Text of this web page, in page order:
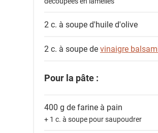
2 c. à souped'huile d'olive
2 c. à soupe devinaigre
Pour la pâte :
400 g defarine à pain
+ 1 c. à soupe pour saupoudrer